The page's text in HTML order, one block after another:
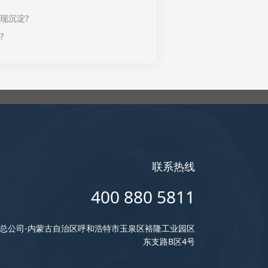
沉淀?
联系热线
400 880 5811
总公司-内蒙古自治区呼和浩特市玉泉区裕隆工业园区
东支路B区4号